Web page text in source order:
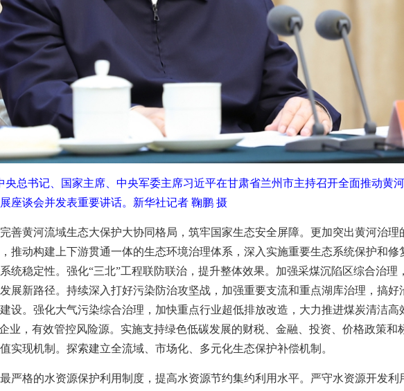
央总书记、国家主席、中央军委主席习近平在甘肃省兰州市主持召开全面推动黄河
座谈会并发表重要讲话。新华社记者 鞠鹏 摄
善黄河流域生态大保护大协同格局，筑牢国家生态安全屏障。更加突出黄河治理
推动构建上下游贯通一体的生态环境治理体系，深入实施重要生态系统保护和修
统稳定性。强化“三北”工程联防联治，提升整体效果。加强采煤沉陷区综合治理
展新路径。持续深入打好污染防治攻坚战，加强重要支流和重点湖库治理，搞好
设。强化大气污染综合治理，加快重点行业超低排放改造，大力推进煤炭清洁高
业，有效管控风险源。实施支持绿色低碳发展的财税、金融、投资、价格政策和
实现机制。探索建立全流域、市场化、多元化生态保护补偿机制。
严格的水资源保护利用制度，提高水资源节约集约利用水平。严守水资源开发利